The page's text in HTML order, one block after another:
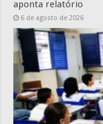
aponta relatório
6 de agosto de 2026